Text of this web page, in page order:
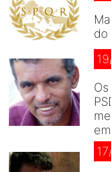
do